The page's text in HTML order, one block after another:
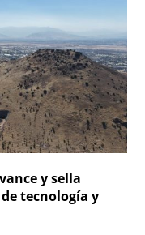
y sella
tecnología y